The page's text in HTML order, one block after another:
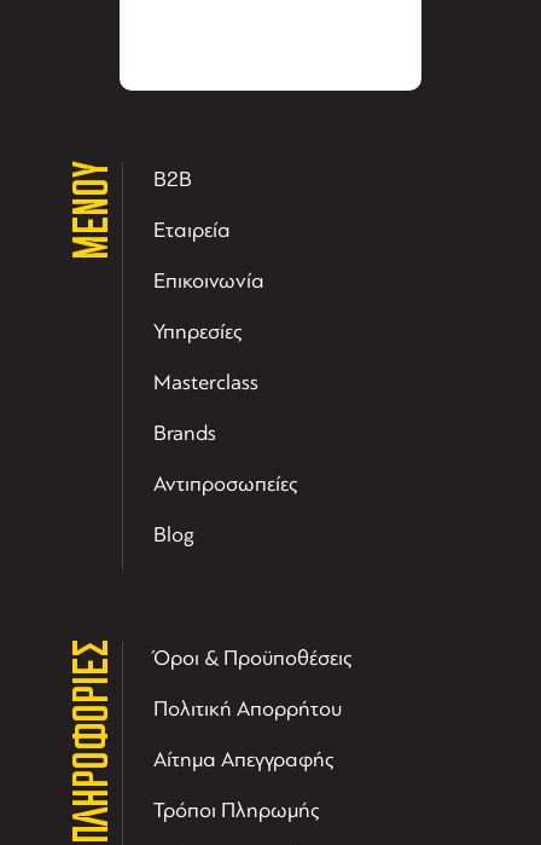
ΜΕΝΟΥ B2B
Εταιρεία
Επικοινωνία
Υπηρεσίες
Masterclass
Brands
Αντιπροσωπείες
Blog
ΠΛΗΡΟΦΟΡΙΕΣ Όροι & Προϋποθέσεις
Πολιτική Απορρήτου
Αίτημα Απεγγραφής
Τρόποι Πληρωμής